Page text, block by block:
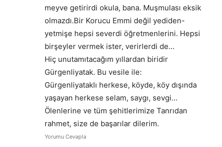
meyve getirirdi okula, bana. Muşmulası eksik
olmazdı.Bir Korucu Emmi değil yediden-
yetmişe hepsi severdi öğretmenlerini. Hepsi
birşeyler vermek ister, verirlerdi de…
Hiç unutamıtacağım yıllardan biridir
Gürgenliyatak. Bu vesile ile:
Gürgenliyataklı herkese, köyde, köy dışında
yaşayan herkese selam, saygı, sevgi…
Ölenlerine ve tüm şehitlerimize Tanrıdan
rahmet, size de başarılar dilerim.
Yorumu Cevapla